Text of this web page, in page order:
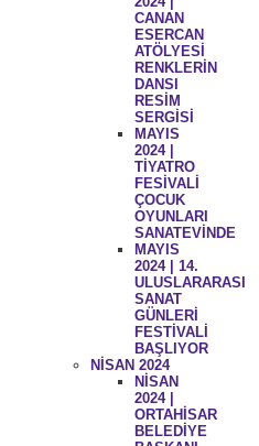
CANAN
ESERCAN
ATÖLYESİ
RENKLERİN
DANSI
RESİM
SERGİSİ
MAYIS
2024 |
TİYATRO
FESİVALİ
ÇOCUK
OYUNLARI
SANATEVİNDE
MAYIS
2024 | 14.
ULUSLARARASI
SANAT
GÜNLERİ
FESTİVALİ
BAŞLIYOR
NİSAN 2024
NİSAN
2024 |
ORTAHİSAR
BELEDİYE